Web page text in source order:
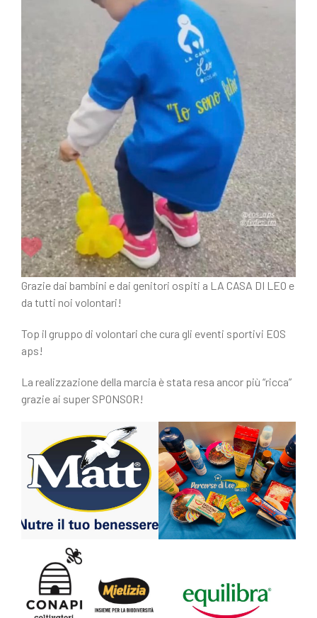
Grazie dai bambini e dai genitori ospiti a LA CASA DI LEO e
da tutti noi volontari!
Top il gruppo di volontari che cura gli eventi sportivi EOS
aps!
La realizzazione della marcia è stata resa ancor più “ricca”
grazie ai super SPONSOR!